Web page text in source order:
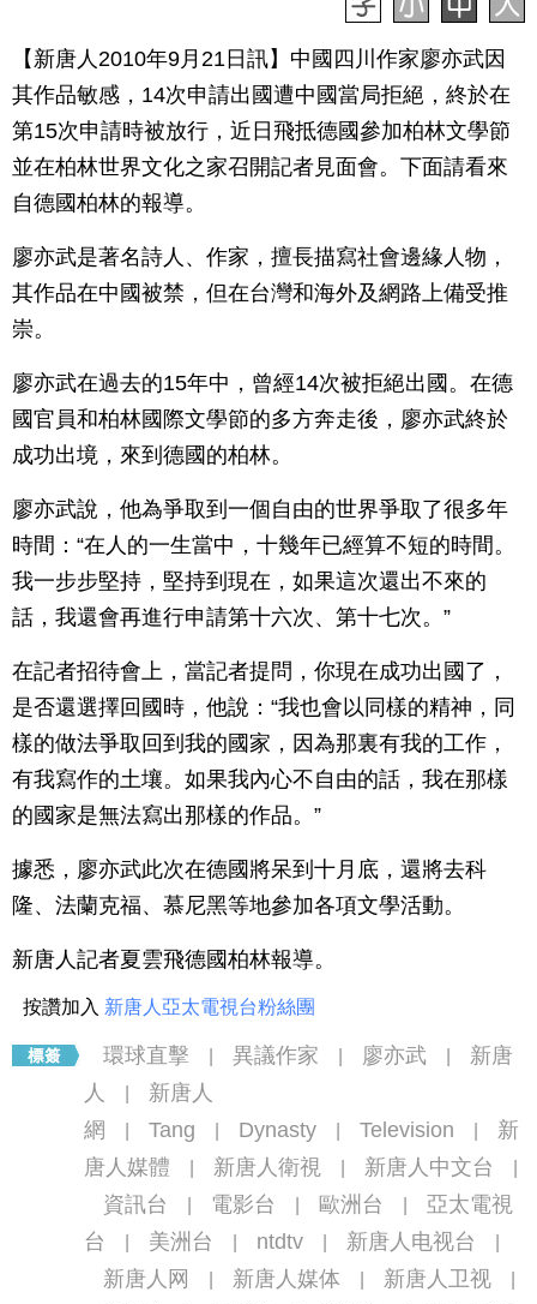
【新唐人2010年9月21日訊】中國四川作家廖亦武因
其作品敏感，14次申請出國遭中國當局拒絕，終於在
第15次申請時被放行，近日飛抵德國參加柏林文學節
並在柏林世界文化之家召開記者見面會。下面請看來
自德國柏林的報導。
廖亦武是著名詩人、作家，擅長描寫社會邊緣人物，
其作品在中國被禁，但在台灣和海外及網路上備受推
崇。
廖亦武在過去的15年中，曾經14次被拒絕出國。在德
國官員和柏林國際文學節的多方奔走後，廖亦武終於
成功出境，來到德國的柏林。
廖亦武說，他為爭取到一個自由的世界爭取了很多年
時間：“在人的一生當中，十幾年已經算不短的時間。
我一步步堅持，堅持到現在，如果這次還出不來的
話，我還會再進行申請第十六次、第十七次。”
在記者招待會上，當記者提問，你現在成功出國了，
是否還選擇回國時，他說：“我也會以同樣的精神，同
樣的做法爭取回到我的國家，因為那裏有我的工作，
有我寫作的土壤。如果我內心不自由的話，我在那樣
的國家是無法寫出那樣的作品。”
據悉，廖亦武此次在德國將呆到十月底，還將去科
隆、法蘭克福、慕尼黑等地參加各項文學活動。
新唐人記者夏雲飛德國柏林報導。
按讚加入 新唐人亞太電視台粉絲團
環球直擊 異議作家 廖亦武
新唐
人
新唐人
網
Tang Dynasty Television
新
唐人媒體
新唐人衛視 新唐人中文台
資訊台 電影台 歐洲台
亞太電視
台
美洲台 ntdtv 新唐人电视台
新唐人网 新唐人媒体 新唐人卫视